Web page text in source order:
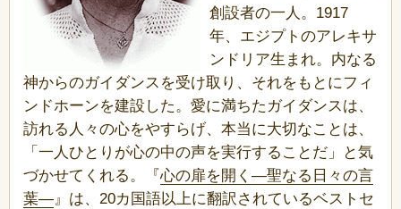
創設者の一人。1917
年、エジプトのアレキサ
ンドリア生まれ。内なる
神からのガイダンスを受け取り、それをもとにフィ
ンドホーンを建設した。愛に満ちたガイダンスは、
訪れる人々の心をやすらげ、本当に大切なことは、
「一人ひとりが心の中の声を実行することだ」と気
づかせてくれる。『心の扉を開く―聖なる日々の言
葉―』は、20カ国語以上に翻訳されているベストセ